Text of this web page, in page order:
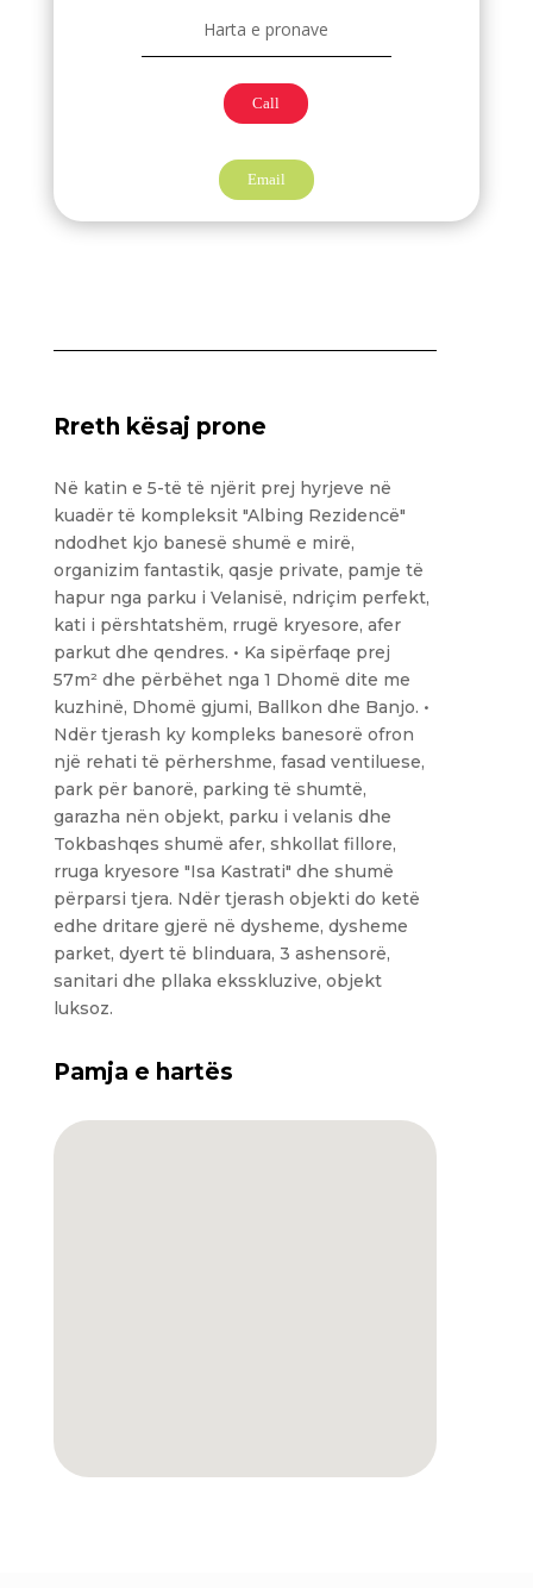
Harta e pronave
Call
Email
Rreth kësaj prone
Në katin e 5-të të njërit prej hyrjeve në
kuadër të kompleksit "Albing Rezidencë"
ndodhet kjo banesë shumë e mirë,
organizim fantastik, qasje private, pamje të
hapur nga parku i Velanisë, ndriçim perfekt,
kati i përshtatshëm, rrugë kryesore, afer
parkut dhe qendres. • Ka sipërfaqe prej
57m² dhe përbëhet nga 1 Dhomë dite me
kuzhinë, Dhomë gjumi, Ballkon dhe Banjo. •
Ndër tjerash ky kompleks banesorë ofron
një rehati të përhershme, fasad ventiluese,
park për banorë, parking të shumtë,
garazha nën objekt, parku i velanis dhe
Tokbashqes shumë afer, shkollat fillore,
rruga kryesore "Isa Kastrati" dhe shumë
përparsi tjera. Ndër tjerash objekti do ketë
edhe dritare gjerë në dysheme, dysheme
parket, dyert të blinduara, 3 ashensorë,
sanitari dhe pllaka eksskluzive, objekt
luksoz.
Pamja e hartës